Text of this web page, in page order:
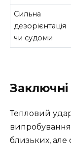
Сильна
дезорієнтація
чи судоми
Заключні
Тепловий
близьких, але